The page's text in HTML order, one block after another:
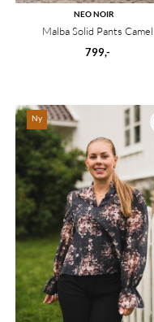
NEO NOIR
Malba Solid Pants Camel
799,-
Ny